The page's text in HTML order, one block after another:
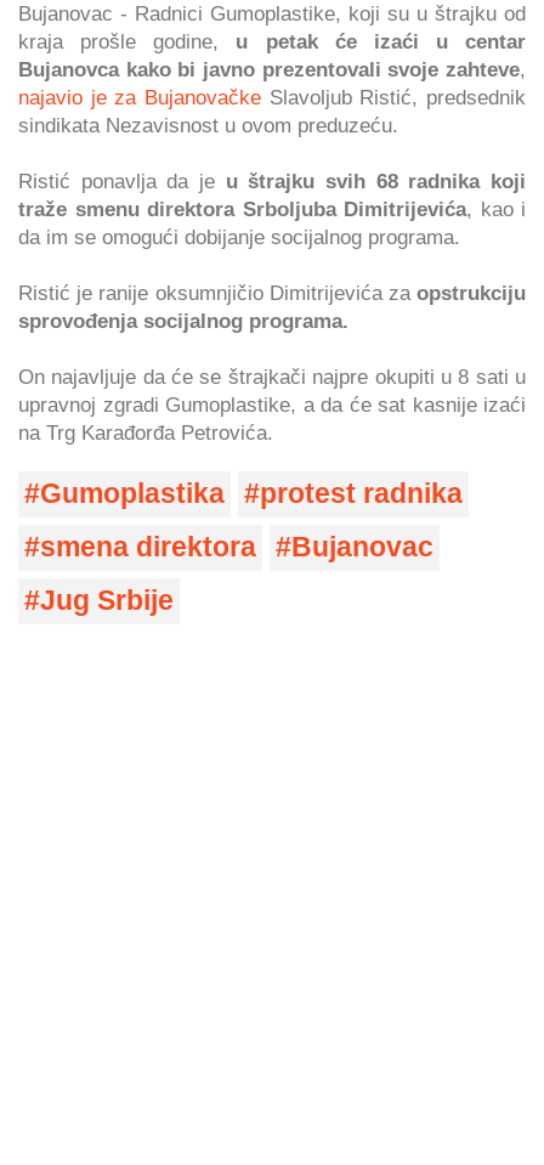
Bujanovac - Radnici Gumoplastike, koji su u štrajku od
kraja prošle godine, u petak će izaći u centar
Bujanovca kako bi javno prezentovali svoje zahteve,
najavio je za Bujanovačke Slavoljub Ristić, predsednik
sindikata Nezavisnost u ovom preduzeću.
Ristić ponavlja da je u štrajku svih 68 radnika koji
traže smenu direktora Srboljuba Dimitrijevića, kao i
da im se omogući dobijanje socijalnog programa.
Ristić je ranije oksumnjičio Dimitrijevića za opstrukciju
sprovođenja socijalnog programa.
On najavljuje da će se štrajkači najpre okupiti u 8 sati u
upravnoj zgradi Gumoplastike, a da će sat kasnije izaći
na Trg Karađorđa Petrovića.
Gumoplastika
protest radnika
smena direktora
Bujanovac
Jug Srbije